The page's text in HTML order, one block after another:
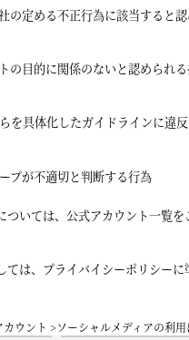
の定める不正行為に該当すると
の目的に関係のないと認められ
を具体化したガイドラインに違
プが不適切と判断する行為
いては、 公式アカウント一覧を
は、
プライバイシーポリシーに
ウント ソーシャルメディアの利